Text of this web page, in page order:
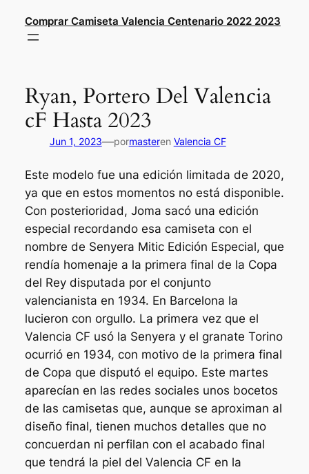
contenido
Comprar Camiseta Valencia Centenario 2022 2023
Ryan, Portero Del Valencia
cF Hasta 2023
Jun 1, 2023—pormasteren Valencia CF
Este modelo fue una edición limitada de 2020,
ya que en estos momentos no está disponible.
Con posterioridad, Joma sacó una edición
especial recordando esa camiseta con el
nombre de Senyera Mitic Edición Especial, que
rendía homenaje a la primera final de la Copa
del Rey disputada por el conjunto
valencianista en 1934. En Barcelona la
lucieron con orgullo. La primera vez que el
Valencia CF usó la Senyera y el granate Torino
ocurrió en 1934, con motivo de la primera final
de Copa que disputó el equipo. Este martes
aparecían en las redes sociales unos bocetos
de las camisetas que, aunque se aproximan al
diseño final, tienen muchos detalles que no
concuerdan ni perfilan con el acabado final
que tendrá la piel del Valencia CF en la